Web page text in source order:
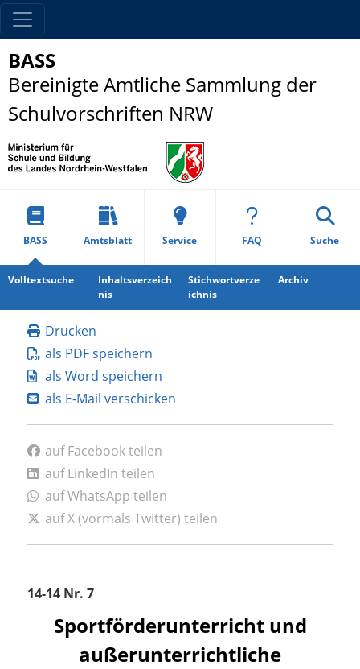
BASS
Bereinigte Amtliche Sammlung der
Schulvorschriften NRW
BASS Amtsblatt Service FAQ Suche
Volltextsuche
Inhaltsverzeich
nis
Stichwortverze
ichnis
Archiv
Drucken
als PDF speichern
als Word speichern
als E-Mail verschicken
auf Facebook teilen
auf LinkedIn teilen
auf WhatsApp teilen
auf X (vormals Twitter) teilen
14-14 Nr. 7
Sportförderunterricht und
außerunterrichtliche